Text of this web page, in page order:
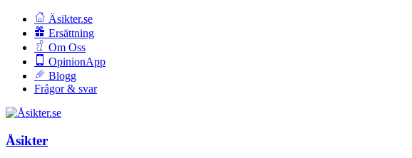
Äsikter.se
Ersättning
Om Oss
OpinionApp
Blogg
Frågor & svar
Åsikter